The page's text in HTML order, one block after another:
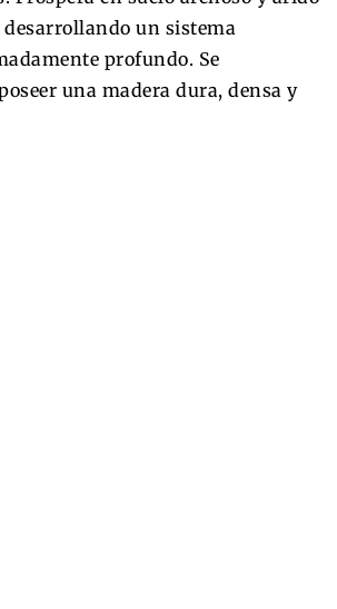
desarrollando un sistema
profundo. Se
una madera dura, densa y